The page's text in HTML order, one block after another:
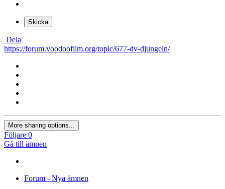
Skicka
Dela
https://forum.voodoofilm.org/topic/677-dv-djungeln/
More sharing options...
Följare 0
Gå till ämnen
Forum - Nya ämnen